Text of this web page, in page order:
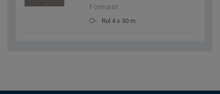
Formaat
Rol 4 x 30 m